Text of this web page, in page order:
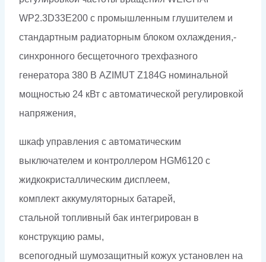
WP2.3D33E200 с промышленным глушителем и
стандартным радиаторным блоком охлаждения,-
синхронного бесщеточного трехфазного
генератора 380 В AZIMUT Z184G номинальной
мощностью 24 кВт c автоматической регулировкой
напряжения,
шкаф управления с автоматическим
выключателем и контроллером HGM6120 с
жидкокристаллическим дисплеем,
комплект аккумуляторных батарей,
стальной топливный бак интегрирован в
конструкцию рамы,
всепогодный шумозащитный кожух установлен на